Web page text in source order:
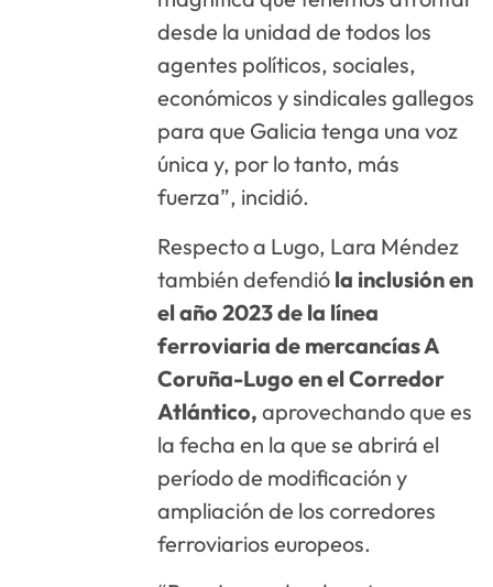
desde la unidad de todos los
agentes políticos, sociales,
económicos y sindicales gallegos
para que Galicia tenga una voz
única y, por lo tanto, más
fuerza”, incidió.
Respecto a Lugo, Lara Méndez
también defendió la inclusión en
el año 2023 de la línea
ferroviaria de mercancías A
Coruña-Lugo en el Corredor
Atlántico, aprovechando que es
la fecha en la que se abrirá el
período de modificación y
ampliación de los corredores
ferroviarios europeos.